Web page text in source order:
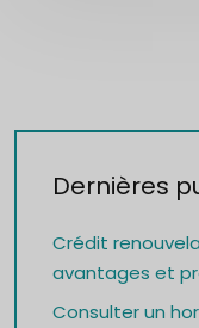
Dernières
Crédit
avantages et
Consulter un